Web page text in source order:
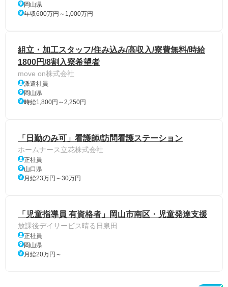
岡山県
年収600万円～1,000万円
組立・加工スタッフ/住み込み/高収入/寮費無料/時給
1800円/8割入寮希望者
move on株式会社
派遣社員
岡山県
時給1,800円～2,250円
「日勤のみ可」看護師/訪問看護ステーション
ホームナース立花株式会社
正社員
山口県
月給23万円～30万円
「児童指導員 有資格者」岡山市南区・児童発達支援
放課後デイサービス晴る日泉田
正社員
岡山県
月給20万円～